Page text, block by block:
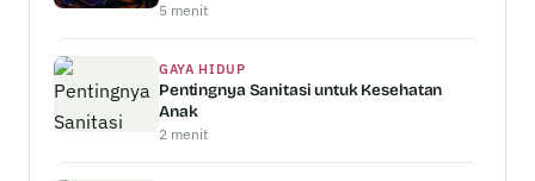
5 menit
GAYA HIDUP
Pentingnya Sanitasi untuk Kesehatan
Anak
2 menit